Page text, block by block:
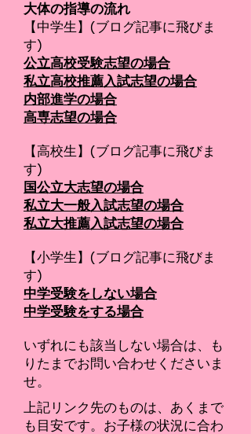
​大体の指導の流れ
【中学生】(ブログ記事に飛びま
す)
公立高校受験志望の場合
​私立高校推薦入試志望の場合
内部進学の場合
​高専志望の場合
【高校生】(ブログ記事に飛びま
す)
国公立大志望の場合
私立大一般入試志望の場合
私立大推薦入試志望の場合
【小学生】(ブログ記事に飛びま
す)
​中学受験をしない場合
中学受験をする場合
いずれにも該当しない場合は、も
りたまでお問い合わせくださいま
せ。
上記リンク先のものは、あくまで
も目安です。お子様の状況に合わ